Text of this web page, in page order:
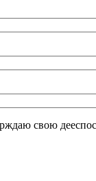
свою